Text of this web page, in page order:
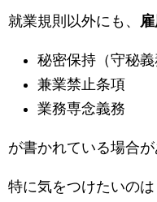
就業規則以外にも、
秘密保持（守秘義
兼業禁止条項
業務専念義務
が書かれている場合が
特に気をつけたいのは